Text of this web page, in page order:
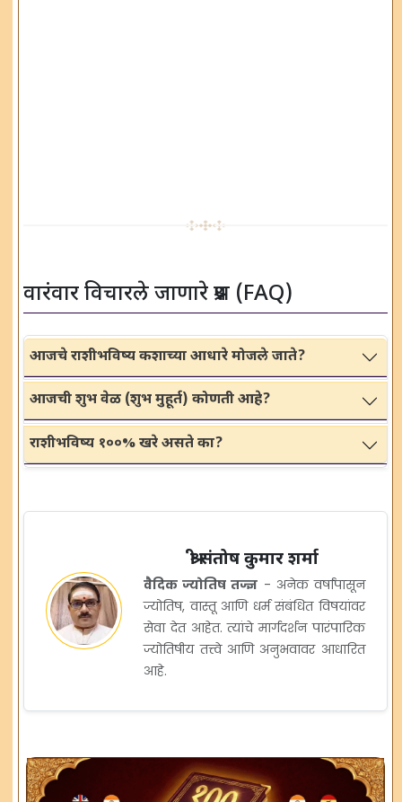
वारंवार विचारले जाणारे प्रश्न (FAQ)
आजचे राशीभविष्य कशाच्या आधारे मोजले जाते?
आजची शुभ वेळ (शुभ मुहूर्त) कोणती आहे?
राशीभविष्य १००% खरे असते का?
श्री संतोष कुमार शर्मा
वैदिक ज्योतिष तज्ज्ञ - अनेक वर्षांपासून
ज्योतिष, वास्तू आणि धर्म संबंधित विषयांवर
सेवा देत आहेत. त्यांचे मार्गदर्शन पारंपारिक
ज्योतिषीय तत्त्वे आणि अनुभवावर आधारित
आहे.